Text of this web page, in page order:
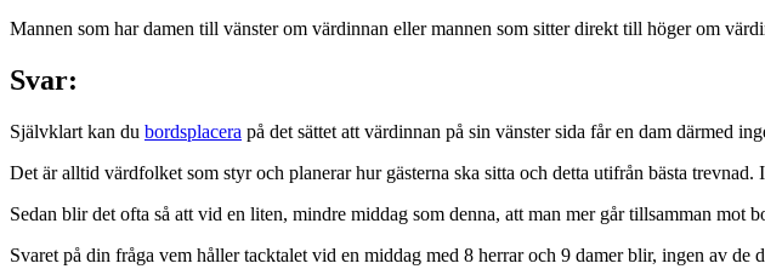
Mannen som har damen till vänster om värdinnan eller mannen som sitter direkt till höger om
Svar:
Självklart kan du bordsplacera på det sättet att värdinnan på sin vänster sida får en dam därmed
Det är alltid värdfolket som styr och planerar hur gästerna ska sitta och detta utifrån bästa
Sedan blir det ofta så att vid en liten, mindre middag som denna, att man mer går tillsamman mot
Svaret på din fråga vem håller tacktalet vid en middag med 8 herrar och 9 damer blir, ingen av de